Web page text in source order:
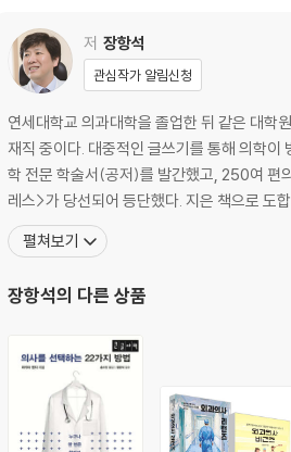
세월의 무게
생각을 담는 말
삶의 길
시험 문제
Excellency
가라오케 가수
구관이 명관인가
미래는 예측 가능할까?
바이러스와 오늘
추천도서 1
《화성 연대기》
불멸의 꿈
유전자 분석-Era of genome 그리고 SF 명작들
저 장항석
관심작가 알림신청
연세대학교 의과대학을 졸업한 뒤 같은 대학
재직 중이다. 대중적인 글쓰기를 통해 의학이
학 전문 학술서(공저)를 발간했고, 250여 편
레스>가 당선되어 등단했
펼쳐보기
장항석의 다른 상품